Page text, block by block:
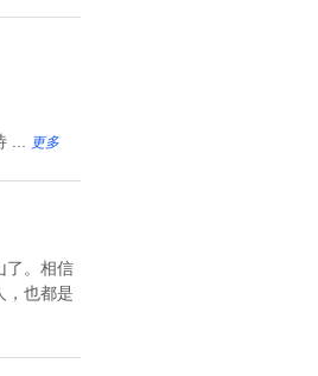
... 更多
了。相信
，也都是